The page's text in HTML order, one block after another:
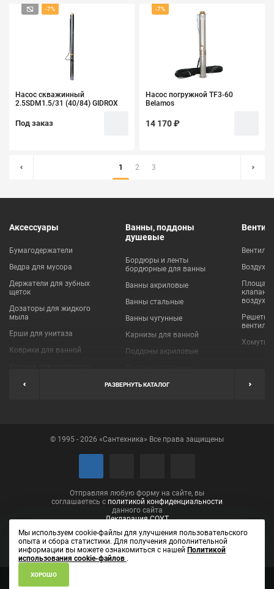
-7%
Насос скважинный
2.5SDM1.5/31 (40/84) GIDROX
Под заказ
-7%
Насос погружной TF3-60
Belamos
14 170 ₽
1 2 3
Аксессуары
Бумагодержатели
Ведра для мусора
Держатели для зубных
щеток
Дозаторы для жидкого
мыла
Ерши для унитаза
Коврики для ванной
Мыльницы
Полотенцедержатели
Сушилки для белья
Ванны, поддоны
душевые
Бордюры и ленты
бордюрные для ванны
Ванны акриловые
Ванны стальные
Ванны чугунные
Карнизы для ванной
Поддоны акриловые
Пробки для ванн
клапаны
Решетки
Хомуты
РАЗВЕРНУТЬ КАТАЛОГ
© 1995 - 2026 «Сантехника» Все права защищены
Отправляя любую форму на сайте, вы
соглашаетесь с политикой конфиденциальности
данного сайта
Декларация СОУТ
ИП Лаптева Елена Вениаминовна ОГРН 304434531001090
Кировская область, город Киров, ул. Пролетарская, д. 14, кв. 46
Мы используем cookie-файлы для улучшения пользовательского
опыта и сбора статистики. Для получения дополнительной
информации вы можете ознакомиться с нашей Политикой
использования cookie-файлов .
ХОРОШО